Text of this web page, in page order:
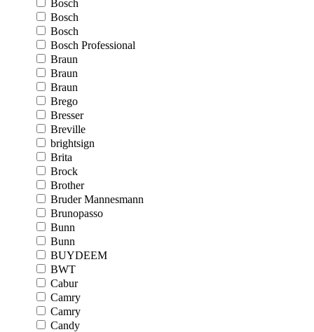
Bosch
Bosch
Bosch
Bosch Professional
Braun
Braun
Braun
Brego
Bresser
Breville
brightsign
Brita
Brock
Brother
Bruder Mannesmann
Brunopasso
Bunn
Bunn
BUYDEEM
BWT
Cabur
Camry
Camry
Candy